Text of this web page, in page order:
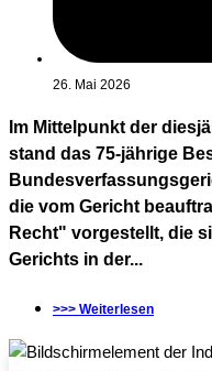
26. Mai 2026
Im Mittelpunkt der
stand das 75-jährige
die vom Gericht
Recht" vorgestellt, die
Gerichts in der...
>>> Weiterlesen